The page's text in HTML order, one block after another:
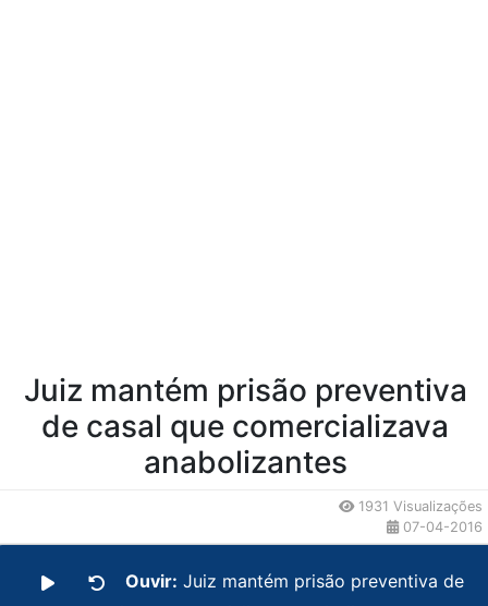
Juiz mantém prisão preventiva
de casal que comercializava
anabolizantes
1931 Visualizações
07-04-2016
Ouvir: Juiz mantém prisão preventiva de